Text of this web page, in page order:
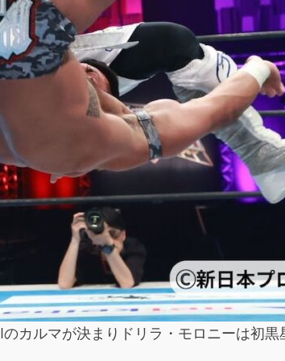
のカルマが決まりドリラ・モロニーは初黒